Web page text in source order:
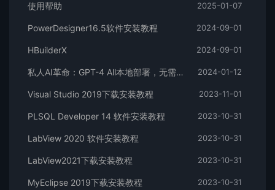
使用帮助 2025-01-07
PowerDesigner16.5软件安装教程 2024-09-01
HBuilderX 2024-09-01
私人AI革命：GPT-4 All本地部署，无需GPU，尽在掌握！ 2024-01-12
Visual Studio 2019下载安装教程 2023-11-01
PLSQL Developer 14 软件安装教程 2023-10-31
LabView 2020 软件安装教程 2023-10-31
LabView2021下载安装教程 2023-10-31
MyEclipse 2019下载安装教程 2023-10-31